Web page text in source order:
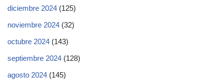
diciembre 2024 (125)
noviembre 2024 (32)
octubre 2024 (143)
septiembre 2024 (128)
agosto 2024 (145)